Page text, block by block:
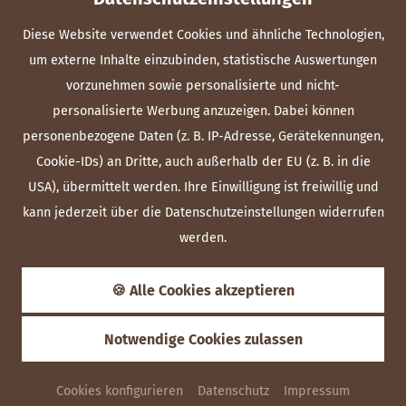
Diese Website verwendet Cookies und ähnliche Technologien,
um externe Inhalte einzubinden, statistische Auswertungen
vorzunehmen sowie personalisierte und nicht-
personalisierte Werbung anzuzeigen. Dabei können
personenbezogene Daten (z. B. IP-Adresse, Gerätekennungen,
Cookie-IDs) an Dritte, auch außerhalb der EU (z. B. in die
USA), übermittelt werden. Ihre Einwilligung ist freiwillig und
kann jederzeit über die Datenschutzeinstellungen widerrufen
werden.
🍪 Alle Cookies akzeptieren
Notwendige Cookies zulassen
Cookies konfigurieren Datenschutz Impressum
ANFRAGEN
Maierstraße 2
73479 Ellwangen-Neunheim
+49 7961 9198-0
info@hirsch-ellwangen.de
Schloss Schenke
DAS ELLWANGER WIRTSHAUS
Schloss 13
73479 Ellwangen
28°C
Heute 10.07.2026